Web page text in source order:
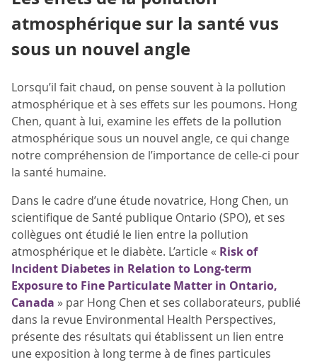
atmosphérique sur la santé vus
sous un nouvel angle
Lorsqu’il fait chaud, on pense souvent à la pollution
atmosphérique et à ses effets sur les poumons. Hong
Chen, quant à lui, examine les effets de la pollution
atmosphérique sous un nouvel angle, ce qui change
notre compréhension de l’importance de celle-ci pour
la santé humaine.
Dans le cadre d’une étude novatrice, Hong Chen, un
scientifique de Santé publique Ontario (SPO), et ses
collègues ont étudié le lien entre la pollution
atmosphérique et le diabète. L’article « Risk of
Incident Diabetes in Relation to Long-term
Exposure to Fine Particulate Matter in Ontario,
Canada » par Hong Chen et ses collaborateurs, publié
dans la revue Environmental Health Perspectives,
présente des résultats qui établissent un lien entre
une exposition à long terme à de fines particules